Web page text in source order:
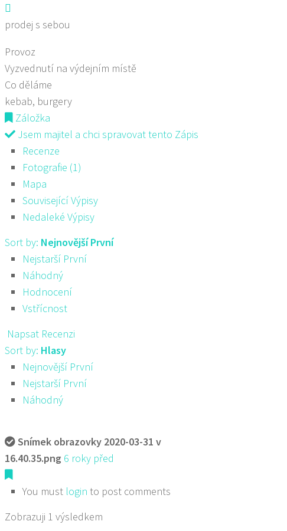
prodej s sebou
Provoz
Vyzvednutí na výdejním místě
Co děláme
kebab, burgery
Záložka
Jsem majitel a chci spravovat tento Zápis
Recenze
Fotografie (1)
Mapa
Související Výpisy
Nedaleké Výpisy
Sort by: Nejnovější První
Nejstarší První
Náhodný
Hodnocení
Vstřícnost
Napsat Recenzi
Sort by: Hlasy
Nejnovější První
Nejstarší První
Náhodný
Snímek obrazovky 2020-03-31 v
16.40.35.png 6 roky před
You must login to post comments
Zobrazuji 1 výsledkem